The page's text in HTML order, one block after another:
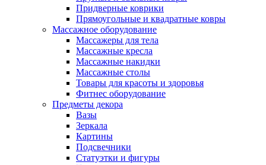
Придверные коврики
Прямоугольные и квадратные ковры
Массажное оборудование
Массажеры для тела
Массажные кресла
Массажные накидки
Массажные столы
Товары для красоты и здоровья
Фитнес оборудование
Предметы декора
Вазы
Зеркала
Картины
Подсвечники
Статуэтки и фигуры